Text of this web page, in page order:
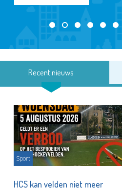
Recent nieuws
Sport
HCS kan velden niet meer